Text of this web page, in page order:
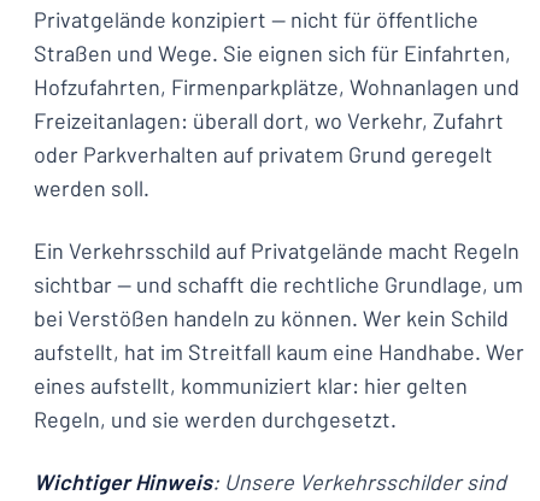
Privatgelände konzipiert — nicht für öffentliche
Straßen und Wege. Sie eignen sich für Einfahrten,
Hofzufahrten, Firmenparkplätze, Wohnanlagen und
Freizeitanlagen: überall dort, wo Verkehr, Zufahrt
oder Parkverhalten auf privatem Grund geregelt
werden soll.
Ein Verkehrsschild auf Privatgelände macht Regeln
sichtbar — und schafft die rechtliche Grundlage, um
bei Verstößen handeln zu können. Wer kein Schild
aufstellt, hat im Streitfall kaum eine Handhabe. Wer
eines aufstellt, kommuniziert klar: hier gelten
Regeln, und sie werden durchgesetzt.
Wichtiger Hinweis: Unsere Verkehrsschilder sind